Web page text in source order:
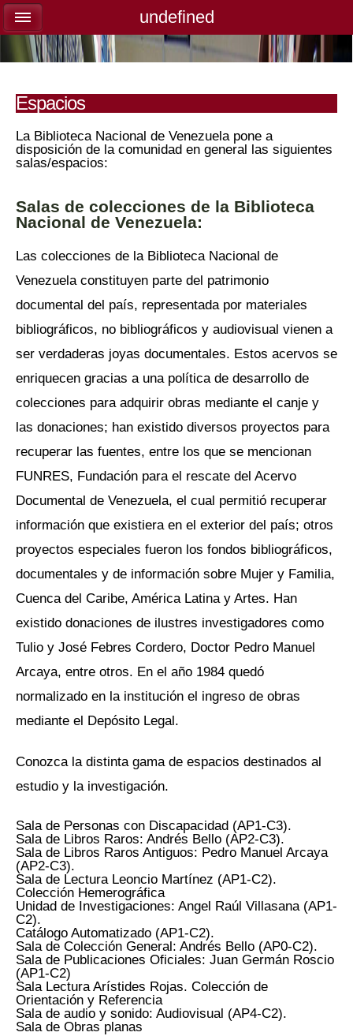
Espacios
La Biblioteca Nacional de Venezuela pone a
disposición de la comunidad en general las siguientes
salas/espacios:
Salas de colecciones de la Biblioteca
Nacional de Venezuela:
Las colecciones de la Biblioteca Nacional de
Venezuela constituyen parte del patrimonio
documental del país, representada por materiales
bibliográficos, no bibliográficos y audiovisual vienen a
ser verdaderas joyas documentales. Estos acervos se
enriquecen gracias a una política de desarrollo de
colecciones para adquirir obras mediante el canje y
las donaciones; han existido diversos proyectos para
recuperar las fuentes, entre los que se mencionan
FUNRES, Fundación para el rescate del Acervo
Documental de Venezuela, el cual permitió recuperar
información que existiera en el exterior del país; otros
proyectos especiales fueron los fondos bibliográficos,
documentales y de información sobre Mujer y Familia,
Cuenca del Caribe, América Latina y Artes. Han
existido donaciones de ilustres investigadores como
Tulio y José Febres Cordero, Doctor Pedro Manuel
Arcaya, entre otros. En el año 1984 quedó
normalizado en la institución el ingreso de obras
mediante el Depósito Legal.
Conozca la distinta gama de espacios destinados al
estudio y la investigación.
Sala de Personas con Discapacidad (AP1-C3).
Sala de Libros Raros: Andrés Bello (AP2-C3).
Sala de Libros Raros Antiguos: Pedro Manuel Arcaya
(AP2-C3).
Sala de Lectura Leoncio Martínez (AP1-C2).
Colección Hemerográfica
Unidad de Investigaciones: Angel Raúl Villasana (AP1-
C2).
Catálogo Automatizado (AP1-C2).
Sala de Colección General: Andrés Bello (AP0-C2).
Sala de Publicaciones Oficiales: Juan Germán Roscio
(AP1-C2)
Sala Lectura Arístides Rojas. Colección de
Orientación y Referencia
Sala de audio y sonido: Audiovisual (AP4-C2).
Sala de Obras planas
undefined
undefined